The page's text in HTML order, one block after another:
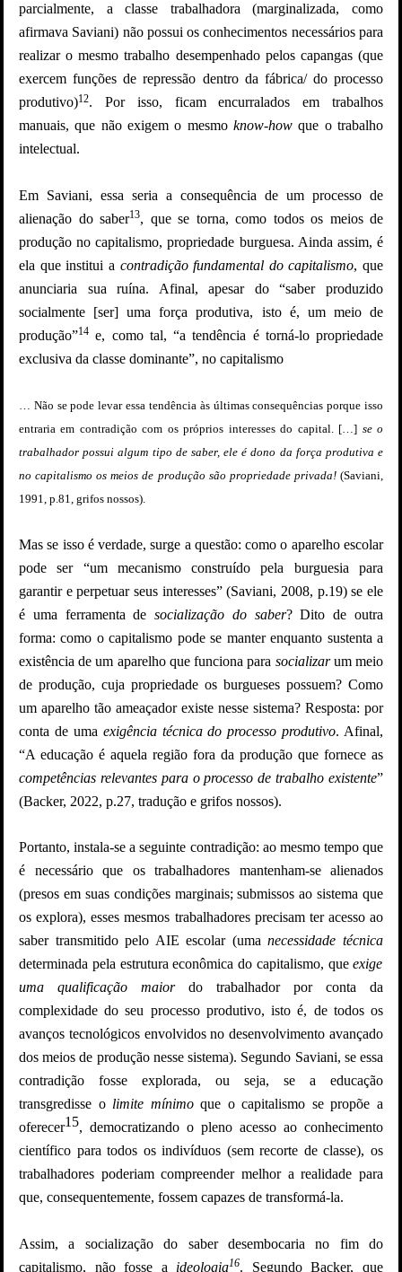
parcialmente, a classe trabalhadora (marginalizada, como
afirmava Saviani) não possui os conhecimentos necessários para
realizar o mesmo trabalho desempenhado pelos capangas (que
exercem funções de repressão dentro da fábrica/ do processo
produtivo)12. Por isso, ficam encurralados em trabalhos
manuais, que não exigem o mesmo know-how que o trabalho
intelectual.
Em Saviani, essa seria a consequência de um processo de
alienação do saber13, que se torna, como todos os meios de
produção no capitalismo, propriedade burguesa. Ainda assim, é
ela que institui a contradição fundamental do capitalismo, que
anunciaria sua ruína. Afinal, apesar do “saber produzido
socialmente [ser] uma força produtiva, isto é, um meio de
produção”14 e, como tal, “a tendência é torná-lo propriedade
exclusiva da classe dominante”, no capitalismo
… Não se pode levar essa tendência às últimas consequências porque isso
entraria em contradição com os próprios interesses do capital. […] se o
trabalhador possui algum tipo de saber, ele é dono da força produtiva e
no capitalismo os meios de produção são propriedade privada!(Saviani,
1991, p.81, grifos nossos).
Mas se isso é verdade, surge a questão: como o aparelho escolar
pode ser “um mecanismo construído pela burguesia para
garantir e perpetuar seus interesses” (Saviani, 2008, p.19) se ele
é uma ferramenta desocialização do saber? Dito de outra
forma: como o capitalismo pode se manter enquanto sustenta a
existência de um aparelho que funciona para socializarum meio
de produção, cuja propriedade os burgueses possuem? Como
um aparelho tão ameaçador existe nesse sistema? Resposta: por
conta de uma exigência técnica do processo produtivo. Afinal,
“A educação é aquela região fora da produção que fornece as
competências relevantes para o processo de trabalho existente”
(Backer, 2022, p.27, tradução e grifos nossos).
Portanto, instala-se a seguinte contradição: ao mesmo tempo que
é necessário que os trabalhadores mantenham-se alienados
(presos em suas condições marginais; submissos ao sistema que
os explora), esses mesmos trabalhadores precisam ter acesso ao
saber transmitido pelo AIE escolar (umanecessidade técnica
determinada pela estrutura econômica do capitalismo, queexige
uma
qualificação maiordo trabalhador por conta da
complexidade do seu processo produtivo, isto é, de todos os
avanços tecnológicos envolvidos no desenvolvimento avançado
dos meios de produção nesse sistema). Segundo Saviani, se essa
contradição fosse explorada, ou seja, se a educação
transgredisse o limite mínimoque o capitalismo se propõe a
oferecer15, democratizando o pleno acesso ao conhecimento
científico para todos os indivíduos (sem recorte de classe), os
trabalhadores poderiam compreender melhor a realidade para
que, consequentemente, fossem capazes de transformá-la.
Assim, a socialização do saber desembocaria no fim do
capitalismo, não fosse a ideologia16. Segundo Backer, que